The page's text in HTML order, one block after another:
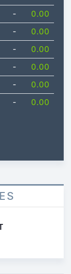
-
0.00
-
0.00
-
0.00
-
0.00
-
0.00
- 0.00